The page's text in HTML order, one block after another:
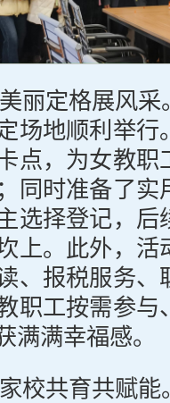
丽定格展风
场地顺利举行
点，为女教职
同时准备了实
选择登记，后
上。此外，活
、报税服务、
职工按需参与
满满幸福感。
校共育共赋